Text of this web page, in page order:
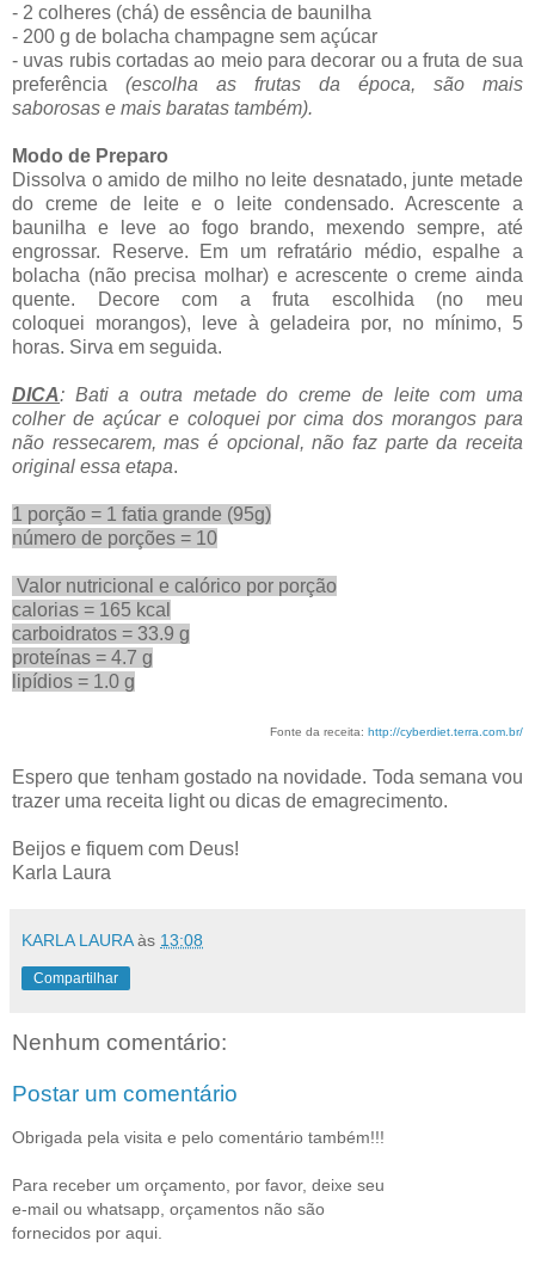
- 2 colheres (chá) de essência de baunilha
- 200 g de bolacha champagne sem açúcar
- uvas rubis cortadas ao meio para decorar ou a fruta de sua
preferência (escolha as frutas da época, são mais
saborosas e mais baratas também).
Modo de Preparo
Dissolva o amido de milho no leite desnatado, junte metade
do creme de leite e o leite condensado. Acrescente a
baunilha e leve ao fogo brando, mexendo sempre, até
engrossar. Reserve. Em um refratário médio, espalhe a
bolacha (não precisa molhar) e acrescente o creme ainda
quente. Decore com a fruta escolhida (no meu
coloquei morangos), leve à geladeira por, no mínimo, 5
horas. Sirva em seguida.
DICA: Bati a outra metade do creme de leite com uma
colher de açúcar e coloquei por cima dos morangos para
não ressecarem, mas é opcional, não faz parte da receita
original essa etapa.
1 porção = 1 fatia grande (95g)
número de porções = 10
Valor nutricional e calórico por porção
calorias = 165 kcal
carboidratos = 33.9 g
proteínas = 4.7 g
lipídios = 1.0 g
Fonte da receita: http://cyberdiet.terra.com.br/
Espero que tenham gostado na novidade. Toda semana vou
trazer uma receita light ou dicas de emagrecimento.
Beijos e fiquem com Deus!
Karla Laura
KARLA LAURA às 13:08
Compartilhar
Nenhum comentário:
Postar um comentário
Obrigada pela visita e pelo comentário também!!!
Para receber um orçamento, por favor, deixe seu
e-mail ou whatsapp, orçamentos não são
fornecidos por aqui.